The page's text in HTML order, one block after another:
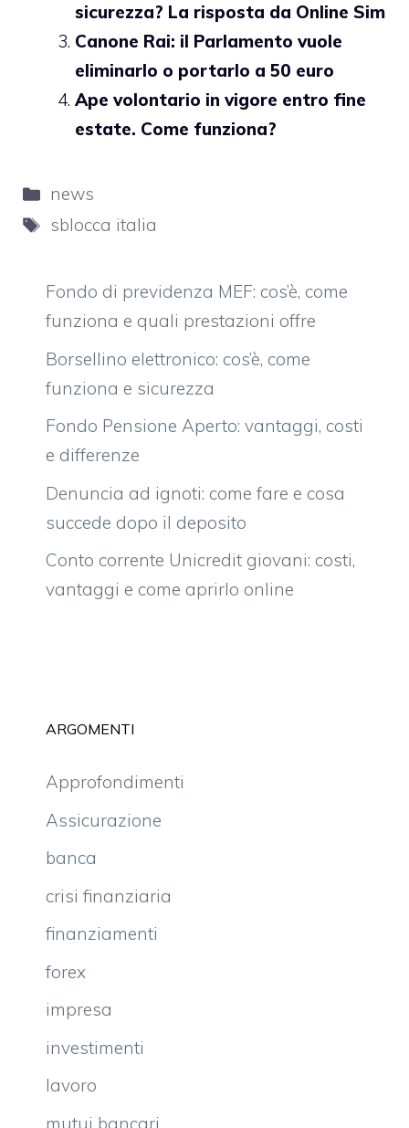
sicurezza? La risposta da Online Sim
Canone Rai: il Parlamento vuole
eliminarlo o portarlo a 50 euro
Ape volontario in vigore entro fine
estate. Come funziona?
Categorie
news
Tag
sblocca italia
Fondo di previdenza MEF: cos’è, come
funziona e quali prestazioni offre
Borsellino elettronico: cos’è, come
funziona e sicurezza
Fondo Pensione Aperto: vantaggi, costi
e differenze
Denuncia ad ignoti: come fare e cosa
succede dopo il deposito
Conto corrente Unicredit giovani: costi,
vantaggi e come aprirlo online
ARGOMENTI
Approfondimenti
Assicurazione
banca
crisi finanziaria
finanziamenti
forex
impresa
investimenti
lavoro
mutui bancari